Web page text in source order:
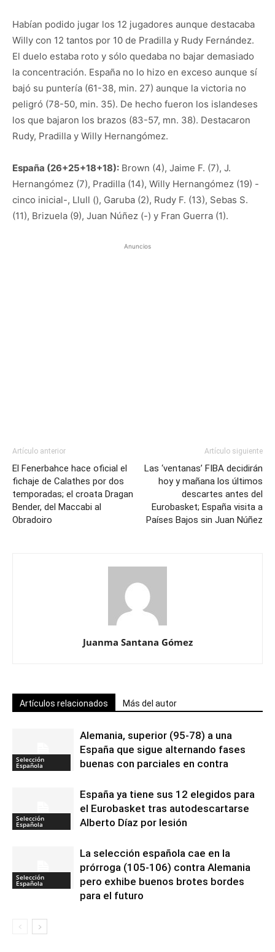
Habían podido jugar los 12 jugadores aunque destacaba
Willy con 12 tantos por 10 de Pradilla y Rudy Fernández.
El duelo estaba roto y sólo quedaba no bajar demasiado
la concentración. España no lo hizo en exceso aunque sí
bajó su puntería (61-38, min. 27) aunque la victoria no
peligró (78-50, min. 35). De hecho fueron los islandeses
los que bajaron los brazos (83-57, mn. 38). Destacaron
Rudy, Pradilla y Willy Hernangómez.
España (26+25+18+18): Brown (4), Jaime F. (7), J.
Hernangómez (7), Pradilla (14), Willy Hernangómez (19) -
cinco inicial-, Llull (), Garuba (2), Rudy F. (13), Sebas S.
(11), Brizuela (9), Juan Núñez (-) y Fran Guerra (1).
Anuncios
Artículo anterior
El Fenerbahce hace oficial el
fichaje de Calathes por dos
temporadas; el croata Dragan
Bender, del Maccabi al
Obradoiro
Artículo siguiente
Las ‘ventanas’ FIBA decidirán
hoy y mañana los últimos
descartes antes del
Eurobasket; España visita a
Países Bajos sin Juan Núñez
Juanma Santana Gómez
Artículos relacionados Más del autor
Selección
Española
Alemania, superior (95-78) a una
España que sigue alternando fases
buenas con parciales en contra
Selección
Española
España ya tiene sus 12 elegidos para
el Eurobasket tras autodescartarse
Alberto Díaz por lesión
Selección
Española
La selección española cae en la
prórroga (105-106) contra Alemania
pero exhibe buenos brotes bordes
para el futuro